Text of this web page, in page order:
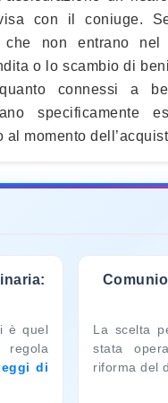
con il coniuge.
non entrano nel
o lo scambio di
connessi a
specificamente
momento
è quel
regola
di
La scelta
stata
riforma del